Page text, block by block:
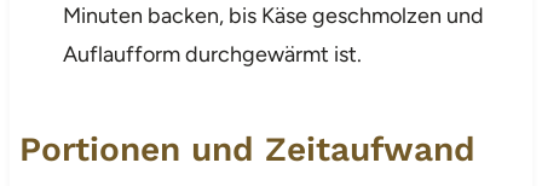
Minuten backen, bis Käse geschmolzen und
Auflaufform durchgewärmt ist.
Portionen und Zeitaufwand